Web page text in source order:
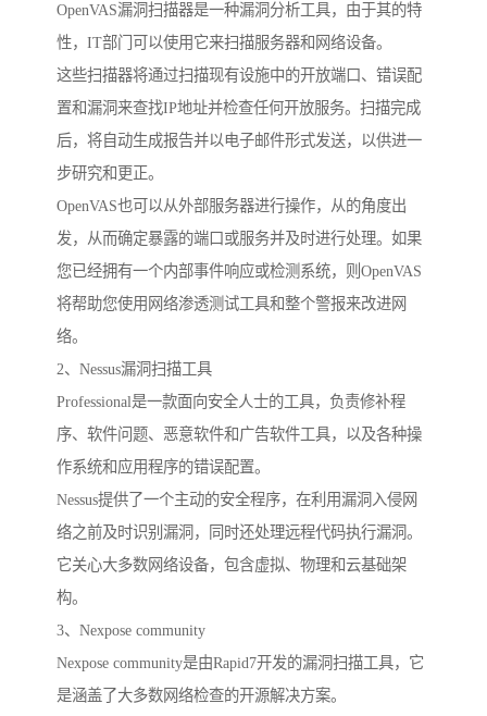
OpenVAS漏洞扫描器是一种漏洞分析工具，由于其的特
性，IT部门可以使用它来扫描服务器和网络设备。
这些扫描器将通过扫描现有设施中的开放端口、错误配
置和漏洞来查找IP地址并检查任何开放服务。扫描完成
后，将自动生成报告并以电子邮件形式发送，以供进一
步研究和更正。
OpenVAS也可以从外部服务器进行操作，从的角度出
发，从而确定暴露的端口或服务并及时进行处理。如果
您已经拥有一个内部事件响应或检测系统，则OpenVAS
将帮助您使用网络渗透测试工具和整个警报来改进网
络。
2、Nessus漏洞扫描工具
Professional是一款面向安全人士的工具，负责修补程
序、软件问题、恶意软件和广告软件工具，以及各种操
作系统和应用程序的错误配置。
Nessus提供了一个主动的安全程序，在利用漏洞入侵网
络之前及时识别漏洞，同时还处理远程代码执行漏洞。
它关心大多数网络设备，包含虚拟、物理和云基础架
构。
3、Nexpose community
Nexpose community是由Rapid7开发的漏洞扫描工具，它
是涵盖了大多数网络检查的开源解决方案。